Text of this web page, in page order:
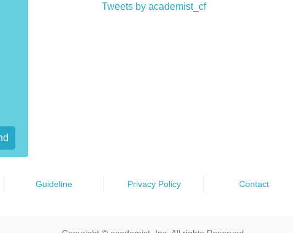
Tweets by academist_cf
Guideline Privacy Policy Contact